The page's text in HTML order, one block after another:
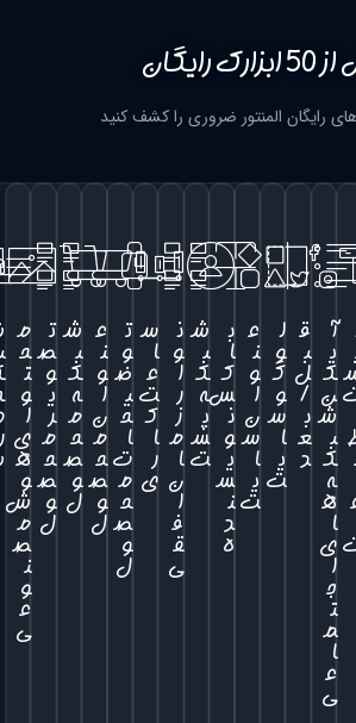
المنتور ضروری را کشف کنید
ل
و
گ
و
س
ا
ی
ت
ع
ن
و
ا
ن
س
ا
ب
ا
ک
س
ن
و
ی
س
ش
ب
ک
ه
پ
س
ت
ن
و
ا
ر
ز
م
ا
ن
ا
ف
ق
س
ا
ع
ت
ک
ا
ر
ت
و
ض
ی
ح
ا
ت
م
ح
ص
و
ل
ع
ن
و
ا
ن
م
ح
ص
و
ش
ب
ک
ه
م
ح
ص
و
ل
ت
ص
و
ی
ر
م
ح
ص
و
ل
م
ح
ت
و
ا
ی
ه
و
ش
م
ش
ب
ک
ه
د
ر
س